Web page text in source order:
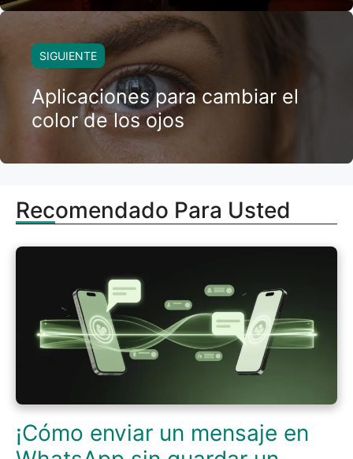
SIGUIENTE
Aplicaciones para cambiar el
color de los ojos
Recomendado Para Usted
¡Cómo enviar un mensaje en